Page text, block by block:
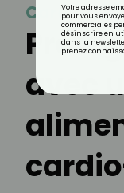
Cardiaque
avec
Votre adresse
pour vous
commerciales
désinscrire en
dans la
prenez